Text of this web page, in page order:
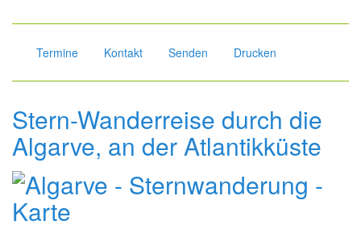
Termine Kontakt Senden Drucken
Stern-Wanderreise durch die
Algarve, an der Atlantikküste